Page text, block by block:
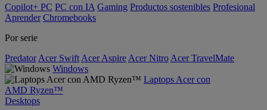
Copilot+ PC PC con IA Gaming Productos sostenibles Profesional
Aprender Chromebooks
Por serie
Predator Acer Swift Acer Aspire Acer Nitro Acer TravelMate
Windows
Laptops Acer con
AMD Ryzen™
Desktops